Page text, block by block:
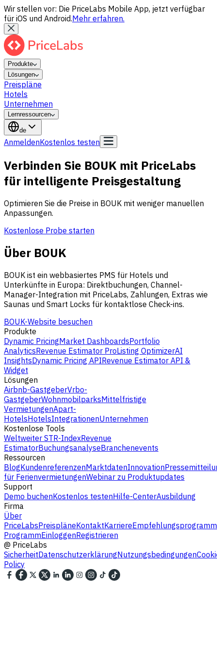
Wir stellen vor: Die PriceLabs Mobile App, jetzt verfügbar
für iOS und Android.Mehr erfahren.
Produkte
Lösungen
Preispläne
Hotels
Unternehmen
Lernressourcen
de
AnmeldenKostenlos testen
Verbinden Sie BOUK mit PriceLabs
für intelligente Preisgestaltung
Optimieren Sie die Preise in BOUK mit weniger manuellen
Anpassungen.
Kostenlose Probe starten
Über BOUK
BOUK ist ein webbasiertes PMS für Hotels und
Unterkünfte in Europa: Direktbuchungen, Channel-
Manager-Integration mit PriceLabs, Zahlungen, Extras wie
Saunas und Smart Locks für kontaktlose Check-ins.
BOUK-Website besuchen
Produkte
Dynamic PricingMarket DashboardsPortfolio
AnalyticsRevenue Estimator ProListing OptimizerAI
InsightsDynamic Pricing APIRevenue Estimator API &
Widget
Lösungen
Airbnb-GastgeberVrbo-
GastgeberWohnmobilparksMittelfristige
VermietungenApart-
HotelsHotelsIntegrationenUnternehmen
Kostenlose Tools
Weltweiter STR-IndexRevenue
EstimatorBuchungsanalyseBranchenevents
Ressourcen
BlogKundenreferenzenMarktdatenInnovation
für FerienvermietungenWebinar zu Produktupdates
Support
Demo buchenKostenlos testenHilfe-CenterAusbildung
Firma
Über
PriceLabsPreispläneKontaktKarriereEmpfehlungsprogramm
ProgrammEinloggenRegistrieren
@ PriceLabs
SicherheitDatenschutzerklärungNutzungsbedingungen
Policy